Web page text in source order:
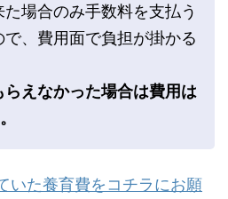
場合のみ手数料を支払う
、費用面で負担が掛かる
えなかった場合は費用は
いた養育費をコチラにお願